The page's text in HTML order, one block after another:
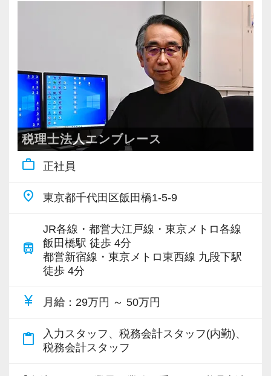
【本人が”やりたいこと”を任せる方針】
当法人は本人がやりたい業務を最大限任せる方
例えば
◆担当を持ってお客様の経営サポートまで携わ
りたい
◆所内業務を中心にやりたい
◆資格取得に向けて仕事と勉強を両立したい
い
◆税務コンサルタントになりたい…など
ご自身の目指すビジョンに向かって活躍してい
ただけます。
＜フレックスタイム制！自由な働き方が可能＞
コアタイムありのフレックスタイム制を導入し
ています。時差出勤で調整すれば、満員電車や
税理士法人エンブレース
work_outline 正社員
place 東京都千代田区飯田橋1-5-9
train
JR各線・都営大江戸線・東京メトロ各線
飯田橋駅 徒歩 4分
都営新宿線・東京メトロ東西線 九段下駅
徒歩 4分
currency_yen 月給 ：29万円 ～ 50万円
content_paste
入力スタッフ、税務会計スタッフ(内勤)、
税務会計スタッフ